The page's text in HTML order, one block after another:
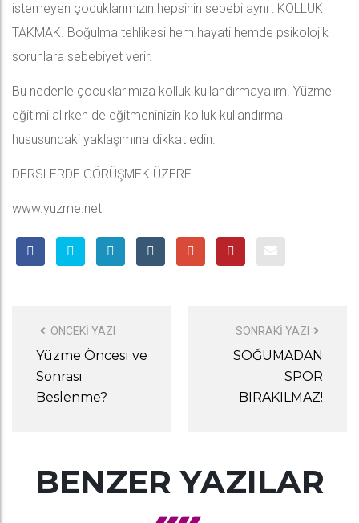
istemeyen çocuklarımızın hepsinin sebebi aynı : KOLLUK
TAKMAK. Boğulma tehlikesi hem hayati hemde psikolojik
sorunlara sebebiyet verir.
Bu nedenle çocuklarımıza kolluk kullandırmayalım. Yüzme
eğitimi alırken de eğitmeninizin kolluk kullandırma
hususundaki yaklaşımına dikkat edin.
DERSLERDE GÖRÜŞMEK ÜZERE.
www.yuzme.net
NAVIGATION
ÖNCEKI YAZI
Yüzme Öncesi ve
Sonrası
Beslenme?
SONRAKI YAZI
SOĞUMADAN
SPOR
BIRAKILMAZ!
BENZER YAZILAR